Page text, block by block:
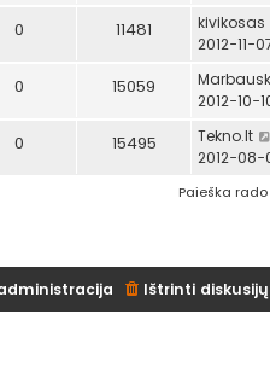
0 11481
kivikosas
2012-11-
0 15059
2012-10-
0 15495
Tekno.lt
2012-08-
Paieška
Ištrinti